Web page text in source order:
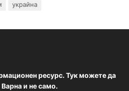
украйна
ресурс. Тук можете да
и не само.